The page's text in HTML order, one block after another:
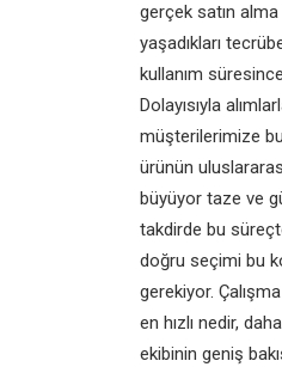
gerçek satın
yaşadıkları
kullanım
Dolayısıyla
müşterilerimize
ürünün
büyüyor taze ve
takdirde bu
doğru seçimi bu
gerekiyor.
en hızlı nedir,
ekibinin geniş